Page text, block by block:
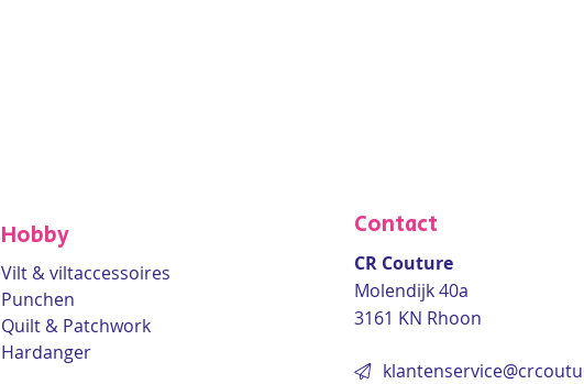
Hobby
Vilt & viltaccessoires
Punchen
Quilt & Patchwork
Hardanger
Contact
CR Couture
Molendijk 40a
3161 KN Rhoon